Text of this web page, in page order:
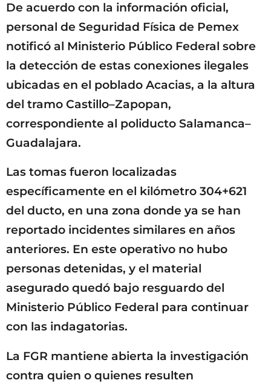
De acuerdo con la información oficial,
personal de Seguridad Física de Pemex
notificó al Ministerio Público Federal sobre
la detección de estas conexiones ilegales
ubicadas en el poblado Acacias, a la altura
del tramo Castillo–Zapopan,
correspondiente al poliducto Salamanca–
Guadalajara.
Las tomas fueron localizadas
específicamente en el kilómetro 304+621
del ducto, en una zona donde ya se han
reportado incidentes similares en años
anteriores. En este operativo no hubo
personas detenidas, y el material
asegurado quedó bajo resguardo del
Ministerio Público Federal para continuar
con las indagatorias.
La FGR mantiene abierta la investigación
contra quien o quienes resulten